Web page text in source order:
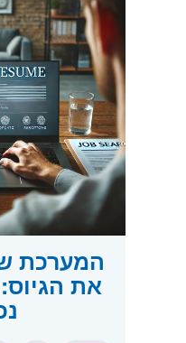
המערכת
את